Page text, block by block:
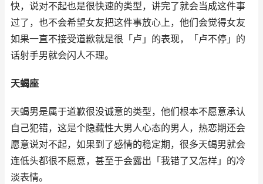
快，说对不起也是很快速的类型，讲完了就会当成这件事
过了，也不会希望女友把这件事放心上，他们会觉得女友
如果一直不接受道歉就是很「卢」的表现，「卢不停」的
话射手男就会闪人不理。
天蝎座
天蝎男是属于道歉很没诚意的类型，他们根本不愿意承认
自己犯错，这是个隐藏性大男人心态的男人，热恋期还会
愿意说对不起，如果到了感情的稳定期，很多天蝎男就会
连低头都很不愿意，甚至于会露出「我错了又怎样」的冷
淡表情。